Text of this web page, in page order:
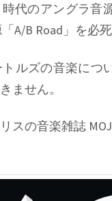
時代のアングラ
A/B Road」を必
ルズの音楽につ
ません。
スの音楽雑誌